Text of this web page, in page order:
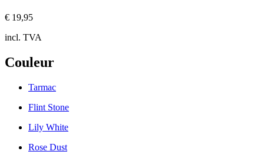
€ 19,95
incl. TVA
Couleur
Tarmac
Flint Stone
Lily White
Rose Dust